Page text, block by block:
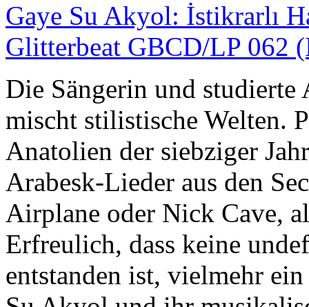
Gaye Su Akyol: İstikrarlı
Glitterbeat GBCD/LP 062
Die Sängerin und
mischt stilistische Welten.
Anatolien der siebziger
Arabesk-Lieder aus den
Airplane oder Nick Cave,
Erfreulich, dass keine
entstanden ist, vielmehr